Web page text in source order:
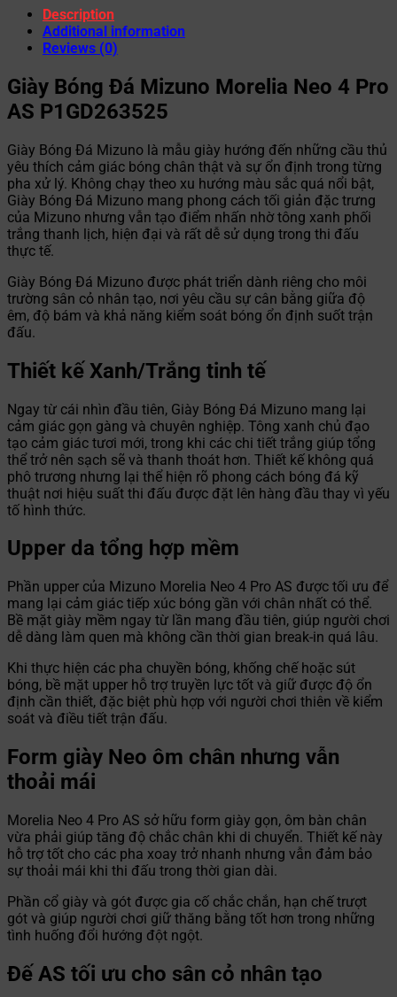
Description
Additional information
Reviews (0)
Giày Bóng Đá Mizuno Morelia Neo 4 Pro
AS P1GD263525
Giày Bóng Đá Mizuno là mẫu giày hướng đến những cầu thủ
yêu thích cảm giác bóng chân thật và sự ổn định trong từng
pha xử lý. Không chạy theo xu hướng màu sắc quá nổi bật,
Giày Bóng Đá Mizuno mang phong cách tối giản đặc trưng
của Mizuno nhưng vẫn tạo điểm nhấn nhờ tông xanh phối
trắng thanh lịch, hiện đại và rất dễ sử dụng trong thi đấu
thực tế.
Giày Bóng Đá Mizuno được phát triển dành riêng cho môi
trường sân cỏ nhân tạo, nơi yêu cầu sự cân bằng giữa độ
êm, độ bám và khả năng kiểm soát bóng ổn định suốt trận
đấu.
Thiết kế Xanh/Trắng tinh tế
Ngay từ cái nhìn đầu tiên, Giày Bóng Đá Mizuno mang lại
cảm giác gọn gàng và chuyên nghiệp. Tông xanh chủ đạo
tạo cảm giác tươi mới, trong khi các chi tiết trắng giúp tổng
thể trở nên sạch sẽ và thanh thoát hơn. Thiết kế không quá
phô trương nhưng lại thể hiện rõ phong cách bóng đá kỹ
thuật nơi hiệu suất thi đấu được đặt lên hàng đầu thay vì yếu
tố hình thức.
Upper da tổng hợp mềm
Phần upper của Mizuno Morelia Neo 4 Pro AS được tối ưu để
mang lại cảm giác tiếp xúc bóng gần với chân nhất có thể.
Bề mặt giày mềm ngay từ lần mang đầu tiên, giúp người chơi
dễ dàng làm quen mà không cần thời gian break-in quá lâu.
Khi thực hiện các pha chuyền bóng, khống chế hoặc sút
bóng, bề mặt upper hỗ trợ truyền lực tốt và giữ được độ ổn
định cần thiết, đặc biệt phù hợp với người chơi thiên về kiểm
soát và điều tiết trận đấu.
Form giày Neo ôm chân nhưng vẫn
thoải mái
Morelia Neo 4 Pro AS sở hữu form giày gọn, ôm bàn chân
vừa phải giúp tăng độ chắc chân khi di chuyển. Thiết kế này
hỗ trợ tốt cho các pha xoay trở nhanh nhưng vẫn đảm bảo
sự thoải mái khi thi đấu trong thời gian dài.
Phần cổ giày và gót được gia cố chắc chắn, hạn chế trượt
gót và giúp người chơi giữ thăng bằng tốt hơn trong những
tình huống đổi hướng đột ngột.
Đế AS tối ưu cho sân cỏ nhân tạo